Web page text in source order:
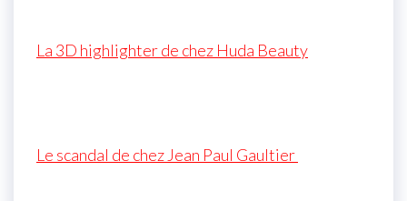
La 3D highlighter de chez Huda Beauty
Le scandal de chez Jean Paul Gaultier